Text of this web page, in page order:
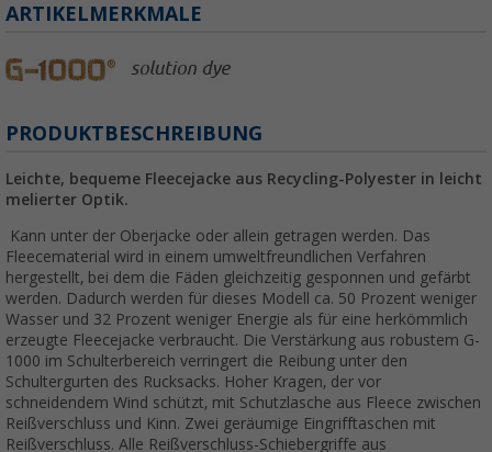
ARTIKELMERKMALE
PRODUKTBESCHREIBUNG
Leichte, bequeme Fleecejacke aus Recycling-Polyester in leicht
melierter Optik.
Kann unter der Oberjacke oder allein getragen werden. Das
Fleecematerial wird in einem umweltfreundlichen Verfahren
hergestellt, bei dem die Fäden gleichzeitig gesponnen und gefärbt
werden. Dadurch werden für dieses Modell ca. 50 Prozent weniger
Wasser und 32 Prozent weniger Energie als für eine herkömmlich
erzeugte Fleecejacke verbraucht. Die Verstärkung aus robustem G-
1000 im Schulterbereich verringert die Reibung unter den
Schultergurten des Rucksacks. Hoher Kragen, der vor
schneidendem Wind schützt, mit Schutzlasche aus Fleece zwischen
Reißverschluss und Kinn. Zwei geräumige Eingrifftaschen mit
Reißverschluss. Alle Reißverschluss-Schiebergriffe aus